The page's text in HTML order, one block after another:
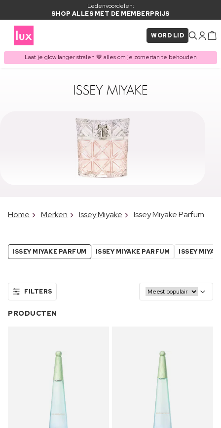
Ledenvoordelen:
SHOP ALLES MET DE MEMBERPRIJS
WORD LID
Laat je glow langer stralen 🤎 alles om je zomertan te behouden
Home Merken Issey Miyake Issey Miyake Parfum
ISSEY MIYAKE PARFUM ISSEY MIYAKE PARFUM ISSEY
FILTERS
PRODUCTEN